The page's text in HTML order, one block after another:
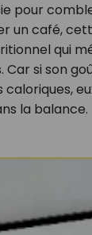
pour
un café,
qui
Car si son
caloriques,
la balance.